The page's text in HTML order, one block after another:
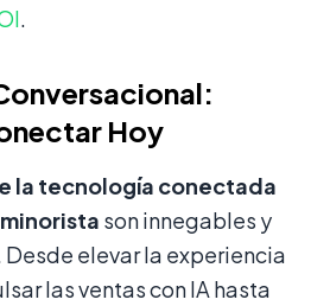
.
Hoy
la tecnología conectada
son innegables y
elevar la experiencia
las ventas con IA hasta